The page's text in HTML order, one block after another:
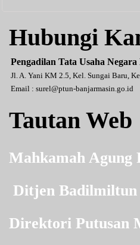
Hubungi
Pengadilan Tata Usaha
Jl. A. Yani KM 2.5, Kel. Sungai Baru,
Email : surel@ptun-banjarmasin.go.id
Tautan Web
Mahkamah Agung
Ditjen
Direktori Putusan